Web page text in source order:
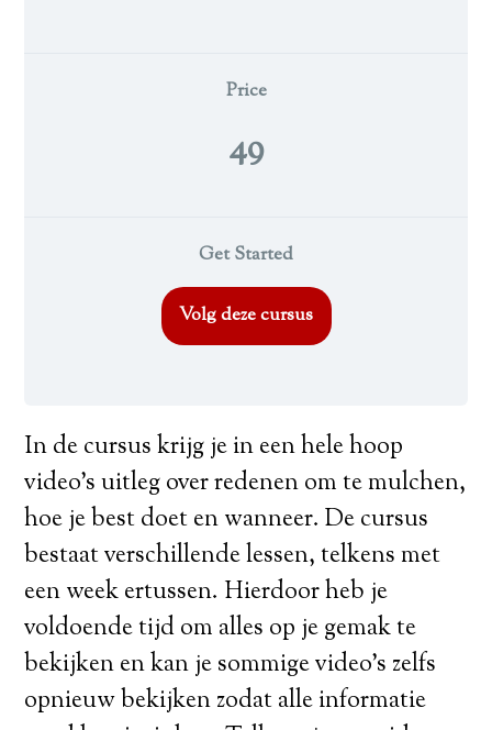
Price
49
Get Started
Volg deze cursus
In de cursus krijg je in een hele hoop
video’s uitleg over redenen om te mulchen,
hoe je best doet en wanneer. De cursus
bestaat verschillende lessen, telkens met
een week ertussen. Hierdoor heb je
voldoende tijd om alles op je gemak te
bekijken en kan je sommige video’s zelfs
opnieuw bekijken zodat alle informatie